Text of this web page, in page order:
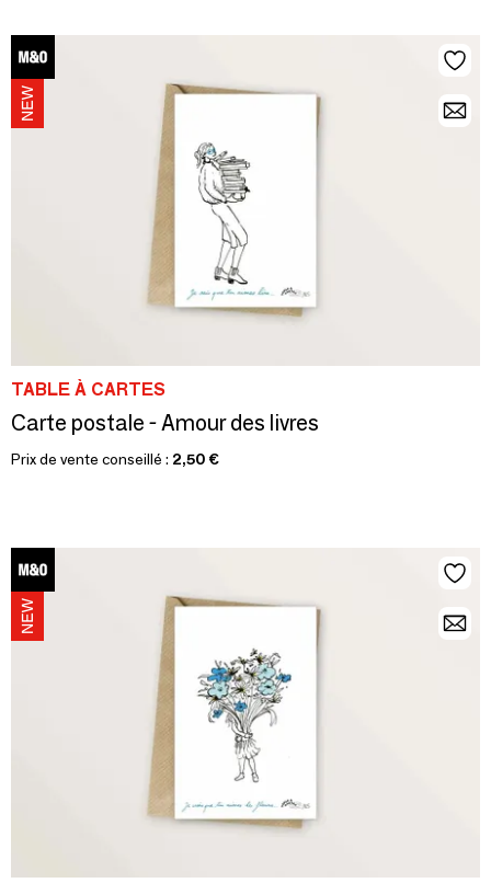
TABLE À CARTES
Carte postale - Amour des livres
Prix de vente conseillé : 2,50 €